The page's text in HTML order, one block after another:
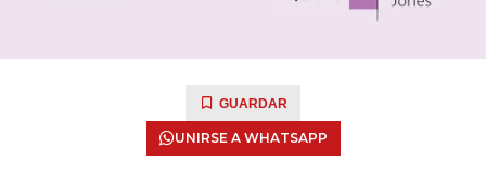
GUARDAR
UNIRSE A WHATSAPP